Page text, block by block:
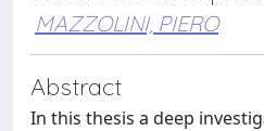
MAZZOLINI, PIERO
Abstract
In this thesis a deep